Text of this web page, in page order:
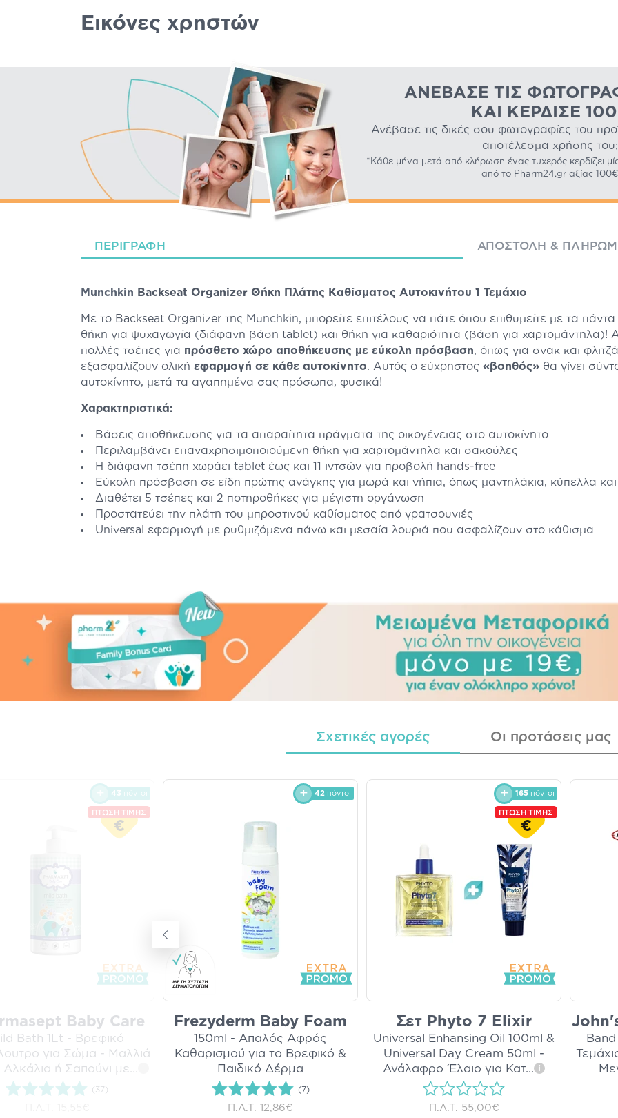
Εικόνες χρηστών
ΑΝΈΒΑΣΕ ΤΙΣ
ΚΑΙ ΚΈΡΔΙΣΕ
Ανέβασε τις δικές σου φωτογραφίες του
αποτέλεσμα χρήσης του;
*Κάθε μήνα μετά από κλήρωση ένας τυχερός κερδίζει
από το Pharm24.gr αξίας 100€
ΠΕΡΙΓΡΑΦΉ ΑΠΟΣΤΟΛΉ &
Munchkin Backseat Organizer Θήκη Πλάτης Καθίσματος Αυτοκινήτου 1 Τεμάχιο
Με το Backseat Organizer της Munchkin, μπορείτε επιτέλους να πάτε όπου επιθυμείτε με τα
θήκη για ψυχαγωγία (διάφανη βάση tablet) και θήκη για καθαριότητα (βάση για χαρτομάντηλα)!
πολλές τσέπες για πρόσθετο χώρο αποθήκευσης με εύκολη πρόσβαση, όπως για σνακ και
εξασφαλίζουν ολική εφαρμογή σε κάθε αυτοκίνητο. Αυτός ο εύχρηστος «βοηθός» θα γίνει
αυτοκίνητο, μετά τα αγαπημένα σας πρόσωπα, φυσικά!
Χαρακτηριστικά:
Βάσεις αποθήκευσης για τα απαραίτητα πράγματα της οικογένειας στο αυτοκίνητο
Περιλαμβάνει επαναχρησιμοποιούμενη θήκη για χαρτομάντηλα και σακούλες
Η διάφανη τσέπη χωράει tablet έως και 11 ιντσών για προβολή hands-free
Εύκολη πρόσβαση σε είδη πρώτης ανάγκης για μωρά και νήπια, όπως μαντηλάκια, κύπελλα
Διαθέτει 5 τσέπες και 2 ποτηροθήκες για μέγιστη οργάνωση
Προστατεύει την πλάτη του μπροστινού καθίσματος από γρατσουνιές
Universal εφαρμογή με ρυθμιζόμενα πάνω και μεσαία λουριά που ασφαλίζουν στο κάθισμα
Σχετικές αγορές Οι προτάσεις μας
43 πόντοι
ΠΤΩΣΗ ΤΙΜΗΣ
€
Baby Care
Bath 1Lt - Βρεφικό
για Σώμα - Μαλλιά
ή Σαπούνι με
(37)
42 πόντοι
Frezyderm Baby Foam
150ml - Απαλός Αφρός
Καθαρισμού για το Βρεφικό &
Παιδικό Δέρμα
(7)
Π.Λ.Τ. 12,86€
165 πόντοι
ΠΤΩΣΗ ΤΙΜΗΣ
€
Σετ Phyto 7 Elixir
Universal Enhansing Oil 100ml &
Universal Day Cream 50ml -
Ανάλαφρο Έλαιο για Κατ... i
Π.Λ.Τ. 55,00€